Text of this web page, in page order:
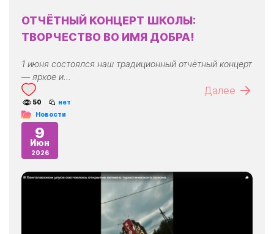
ОТЧЁТНЫЙ КОНЦЕРТ ШКОЛЫ:
ТВОРЧЕСТВО ВО ИМЯ ДОБРА!
1 июня состоялся наш традиционный отчётный концерт
— яркое и…
Далее
50
нет
Новости
9
Июн
2026